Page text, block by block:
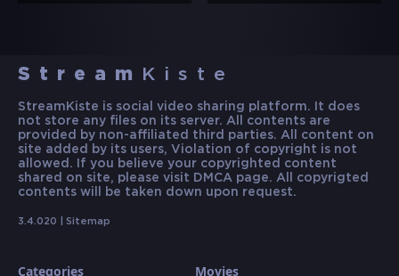
Stream Kiste
StreamKiste is social video sharing platform. It does
not store any files on its server. All contents are
provided by non-affiliated third parties. All content on
site added by its users, Violation of copyright is not
allowed. If you believe your copyrighted content
shared on site, please visit DMCA page. All copyrigted
contents will be taken down upon request.
3.4.020 | Sitemap
Categories Movies